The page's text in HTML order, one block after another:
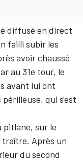
diffusé en direct
failli subir les
avoir chaussé
au 31e tour, le
avant lui ont
qui s'est
pitlane, sur le
traître. Après un
du second